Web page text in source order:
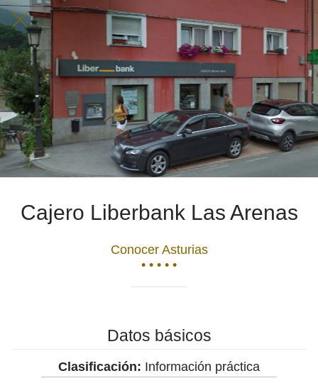
Cajero Liberbank Las Arenas
Conocer Asturias
• • • • •
Datos básicos
Clasificación: Información práctica